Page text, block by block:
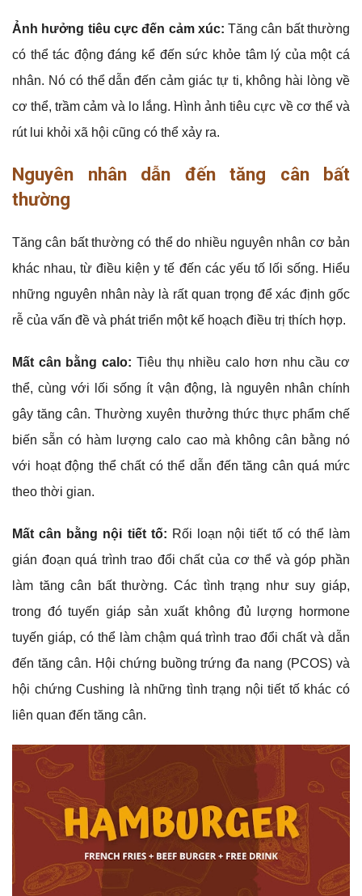
Ảnh hưởng tiêu cực đến cảm xúc: Tăng cân bất thường
có thể tác động đáng kể đến sức khỏe tâm lý của một cá
nhân. Nó có thể dẫn đến cảm giác tự ti, không hài lòng về
cơ thể, trầm cảm và lo lắng. Hình ảnh tiêu cực về cơ thể và
rút lui khỏi xã hội cũng có thể xảy ra.
Nguyên nhân dẫn đến tăng cân bất
thường
Tăng cân bất thường có thể do nhiều nguyên nhân cơ bản
khác nhau, từ điều kiện y tế đến các yếu tố lối sống. Hiểu
những nguyên nhân này là rất quan trọng để xác định gốc
rễ của vấn đề và phát triển một kế hoạch điều trị thích hợp.
Mất cân bằng calo: Tiêu thụ nhiều calo hơn nhu cầu cơ
thể, cùng với lối sống ít vận động, là nguyên nhân chính
gây tăng cân. Thường xuyên thưởng thức thực phẩm chế
biến sẵn có hàm lượng calo cao mà không cân bằng nó
với hoạt động thể chất có thể dẫn đến tăng cân quá mức
theo thời gian.
Mất cân bằng nội tiết tố: Rối loạn nội tiết tố có thể làm
gián đoạn quá trình trao đổi chất của cơ thể và góp phần
làm tăng cân bất thường. Các tình trạng như suy giáp,
trong đó tuyến giáp sản xuất không đủ lượng hormone
tuyến giáp, có thể làm chậm quá trình trao đổi chất và dẫn
đến tăng cân. Hội chứng buồng trứng đa nang (PCOS) và
hội chứng Cushing là những tình trạng nội tiết tố khác có
liên quan đến tăng cân.